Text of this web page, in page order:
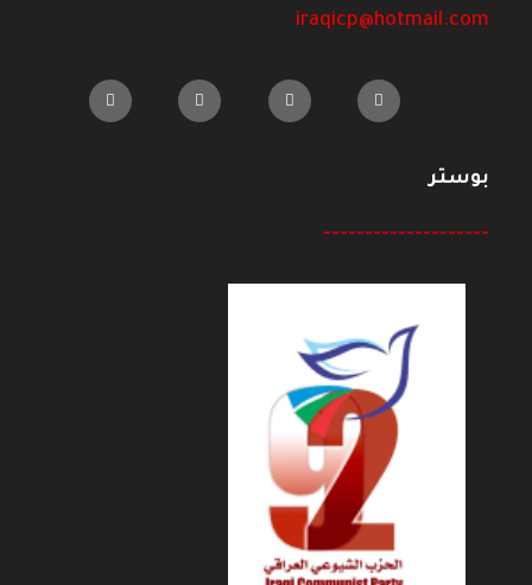
iraqicp@hotmail.com
بوستر
--------------------